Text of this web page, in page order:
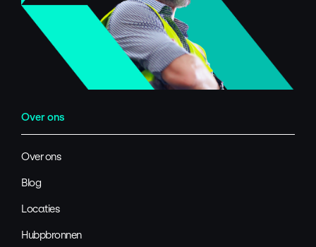
Over ons
Over ons
Blog
Locaties
Hubpbronnen